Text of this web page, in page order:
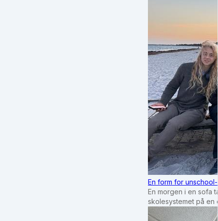
En form for
En morgen i en sofa
skolesystemet på en